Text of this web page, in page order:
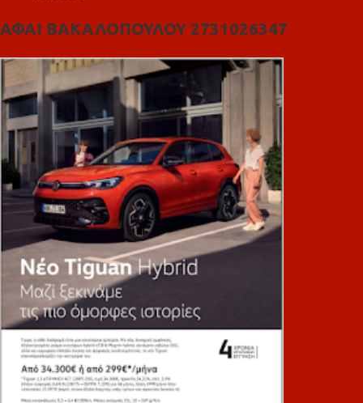
ΑΦΑΙ ΒΑΚΑΛΟΠΟΥΛΟΥ 2731026347